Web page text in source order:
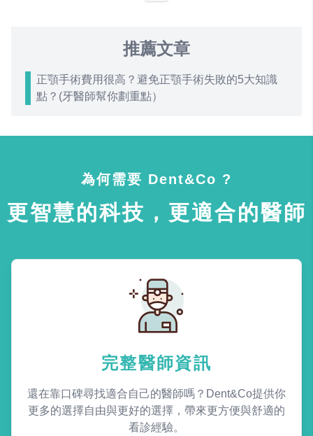
推薦文章
正顎手術費用很高？避免正顎手術失敗的5大知識
點？(牙醫師幫你劃重點）
為何需要 Dent&Co ?
更智慧的科技，更適合的醫師
完整醫師資訊
還在靠口碑尋找適合自己的醫師嗎？Dent&Co提供你
更多的選擇自由與更好的選擇，帶來更方便與舒適的
看診經驗。